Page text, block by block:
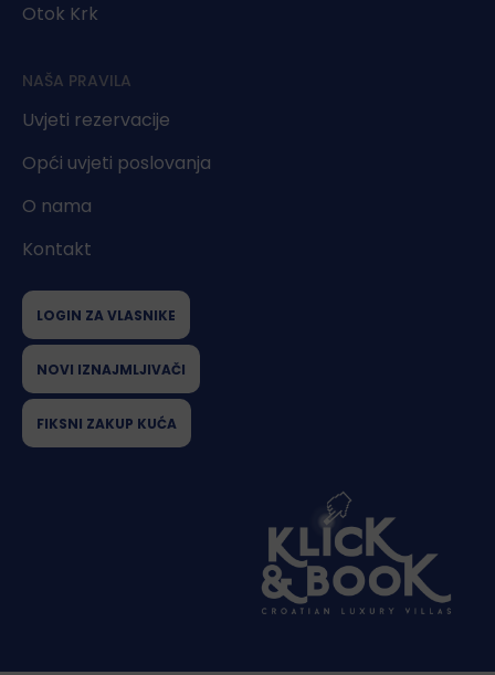
Otok Krk
NAŠA PRAVILA
Uvjeti rezervacije
Opći uvjeti poslovanja
O nama
Kontakt
LOGIN ZA VLASNIKE
NOVI IZNAJMLJIVAČI
FIKSNI ZAKUP KUĆA